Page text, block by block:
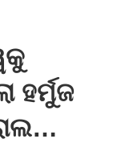
ହର୍ମୁଜ